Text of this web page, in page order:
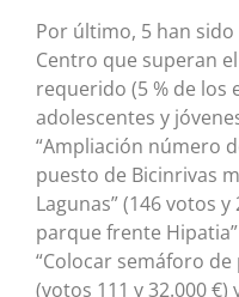
Por último, 5 han
Centro que superan
requerido (5 % de los
adolescentes y
“Ampliación número
puesto de Bicinrivas
Lagunas” (146 votos
parque frente
“Colocar semáforo
(votos 111 y 32.000